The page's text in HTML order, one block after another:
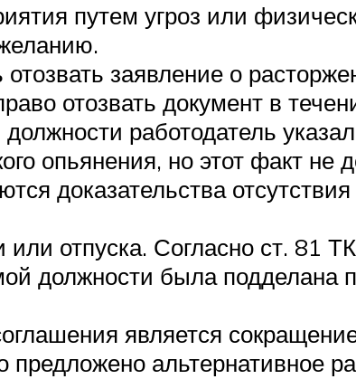
путем угроз или
заявление о
отозвать документ в
работодатель
опьянения, но этот факт не
доказательства
отпуска. Согласно ст. 81
должности была подделана
является
альтернативное